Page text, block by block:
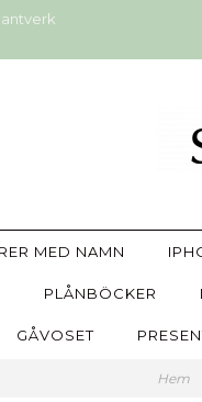
MED NAMN
PLÅNBÖCKER
GÅVOSET
Hem